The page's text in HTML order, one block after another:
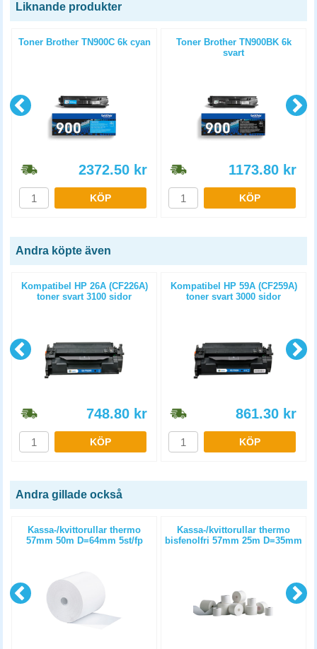
Liknande produkter
Toner Brother TN900C 6k cyan
2372.50 kr
KÖP
Toner Brother TN900BK 6k
svart
1173.80 kr
KÖP
Andra köpte även
Kompatibel HP 26A (CF226A)
toner svart 3100 sidor
748.80 kr
KÖP
Kompatibel HP 59A (CF259A)
toner svart 3000 sidor
861.30 kr
KÖP
Andra gillade också
Kassa-/kvittorullar thermo
57mm 50m D=64mm 5st/fp
Kassa-/kvittorullar thermo
bisfenolfri 57mm 25m D=35mm